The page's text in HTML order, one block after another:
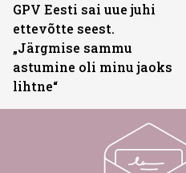
GPV Eesti sai uue juhi
ettevõtte seest.
„Järgmise sammu
astumine oli minu jaoks
lihtne“